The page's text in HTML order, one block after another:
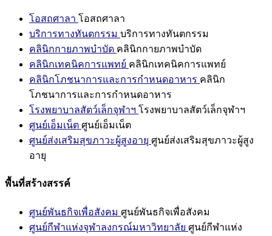
โอสถศาลา โอสถศาลา
บริการทางทันตกรรม บริการทางทันตกรรม
คลินิกกายภาพบำบัด คลินิกกายภาพบำบัด
คลินิกเทคนิคการแพทย์ คลินิกเทคนิคการแพทย์
คลินิกโภชนาการและการกำหนดอาหาร คลินิก
โภชนาการและการกำหนดอาหาร
โรงพยาบาลสัตว์เล็กจุฬาฯ โรงพยาบาลสัตว์เล็กจุฬาฯ
ศูนย์เอ็มเน็ต ศูนย์เอ็มเน็ต
ศูนย์ส่งเสริมสุขภาวะผู้สูงอายุ ศูนย์ส่งเสริมสุขภาวะผู้สูง
อายุ
พื้นที่สร้างสรรค์
ศูนย์พันธกิจเพื่อสังคม ศูนย์พันธกิจเพื่อสังคม
ศูนย์กีฬาแห่งจุฬาลงกรณ์มหาวิทยาลัย ศูนย์กีฬาแห่ง